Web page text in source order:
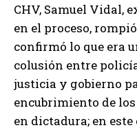
CHV, Samuel Vidal,
en el proceso,
confirmó lo que era
colusión entre
justicia y gobierno
encubrimiento de
en dictadura; en